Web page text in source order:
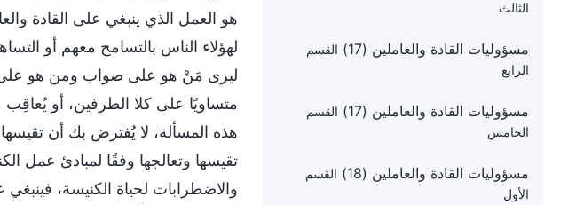
الثالث
مسؤوليات القادة والعاملين (17)
القسم
الرابع
مسؤوليات القادة والعاملين (17)
القسم
الخامس
مسؤوليات القادة والعاملين (18)
القسم
الأول
هو العمل الذي ينبغي على القادة
لهؤلاء الناس بالتسامح معهم أو
ليرى مَنْ هو على صواب ومن هو على
متساويًا على كلا الطرفين، أو
هذه المسألة، لا يُفترض بك أن
تقيسها وتعالجها وفقًا لمبادئ عمل
والاضطرابات لحياة الكنيسة،